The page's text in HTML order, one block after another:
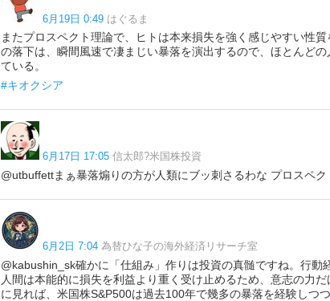
6月19日 0:49 はぐるま
またプロスペクト理論で、ヒトは本来損失を強く感じやすい性
の落下は、瞬間風速で凄まじい暴落を演出するので、ほとんど
ている。
#キオクシア
6月17日 17:05 信太郎?米国株投資
@utbuffettまぁ暴落煽りの方が人類にブッ刺さるわな プロスペ
6月2日 7:04 為替ひな子の海外経済リサーチ室
@kabushin_sk確かに「仕組み」作りは投資の真髄ですね。行動
人間は本能的に損失を利益より重く受け止めるため、意志の力
に見れば、米国株S&P500は過去100年で幾多の暴落を経験しつ